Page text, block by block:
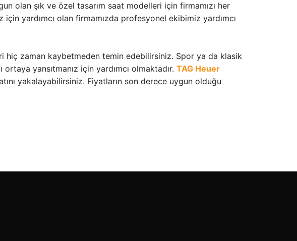
olan şık ve özel tasarım saat modelleri için firmamızı her
için yardımcı olan firmamızda profesyonel ekibimiz yardımcı
hiç zaman kaybetmeden temin edebilirsiniz. Spor ya da klasik
yansıtmanız için yardımcı olmaktadır. TAG Heuer
yakalayabilirsiniz. Fiyatların son derece uygun olduğu